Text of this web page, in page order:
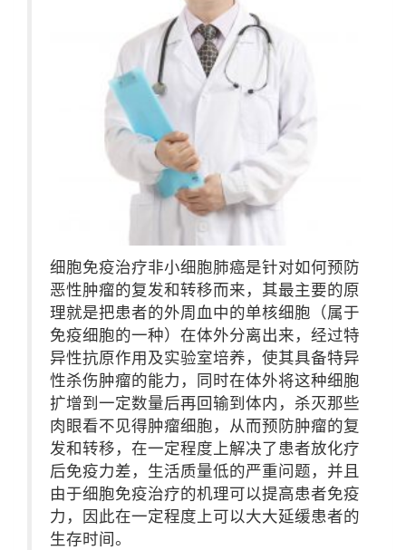
细胞免疫治疗非小细胞肺癌是针对如何预防
恶性肿瘤的复发和转移而来，其最主要的原
理就是把患者的外周血中的单核细胞（属于
免疫细胞的一种）在体外分离出来，经过特
异性抗原作用及实验室培养，使其具备特异
性杀伤肿瘤的能力，同时在体外将这种细胞
扩增到一定数量后再回输到体内，杀灭那些
肉眼看不见得肿瘤细胞，从而预防肿瘤的复
发和转移，在一定程度上解决了患者放化疗
后免疫力差，生活质量低的严重问题，并且
由于细胞免疫治疗的机理可以提高患者免疫
力，因此在一定程度上可以大大延缓患者的
生存时间。